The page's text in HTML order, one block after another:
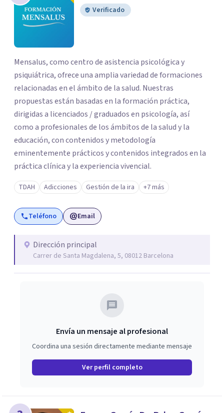
Verificado
Mensalus, como centro de asistencia psicológica y
psiquiátrica, ofrece una amplia variedad de formaciones
relacionadas en el ámbito de la salud. Nuestras
propuestas están basadas en la formación práctica,
dirigidas a licenciados / graduados en psicología, así
como a profesionales de los ámbitos de la salud y la
educación, con contenidos y metodología
eminentemente prácticos y contenidos integrados en la
práctica clínica y la experiencia vivencial.
TDAH Adicciones Gestión de la ira +7 más
Teléfono Email
Dirección principal
Carrer de Santa Magdalena, 5, 08012 Barcelona
Envía un mensaje al profesional
Coordina una sesión directamente mediante mensaje
Ver perfil completo